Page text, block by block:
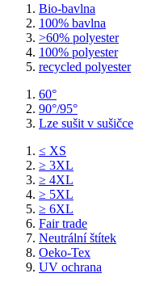
Bio-bavlna
100% bavlna
>60% polyester
100% polyester
recycled polyester
60°
90°/95°
Lze sušit v sušičce
≤ XS
≥ 3XL
≥ 4XL
≥ 5XL
≥ 6XL
Fair trade
Neutrální štítek
Oeko-Tex
UV ochrana